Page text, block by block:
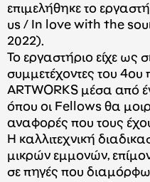
επιμελήθηκε το
us / In love with the
2022).
Το εργαστήριο είχε ως
συμμετέχοντες του
ARTWORKS μέσα από
όπου οι Fellows θα
αναφορές που τους
Η καλλιτεχνική
μικρών εμμονών,
σε πηγές που